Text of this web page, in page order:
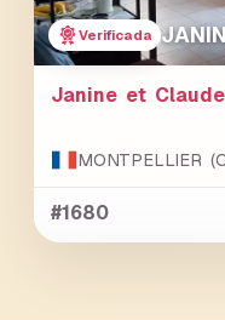
Verificada
Janine et
MONTPELLIER
#1680